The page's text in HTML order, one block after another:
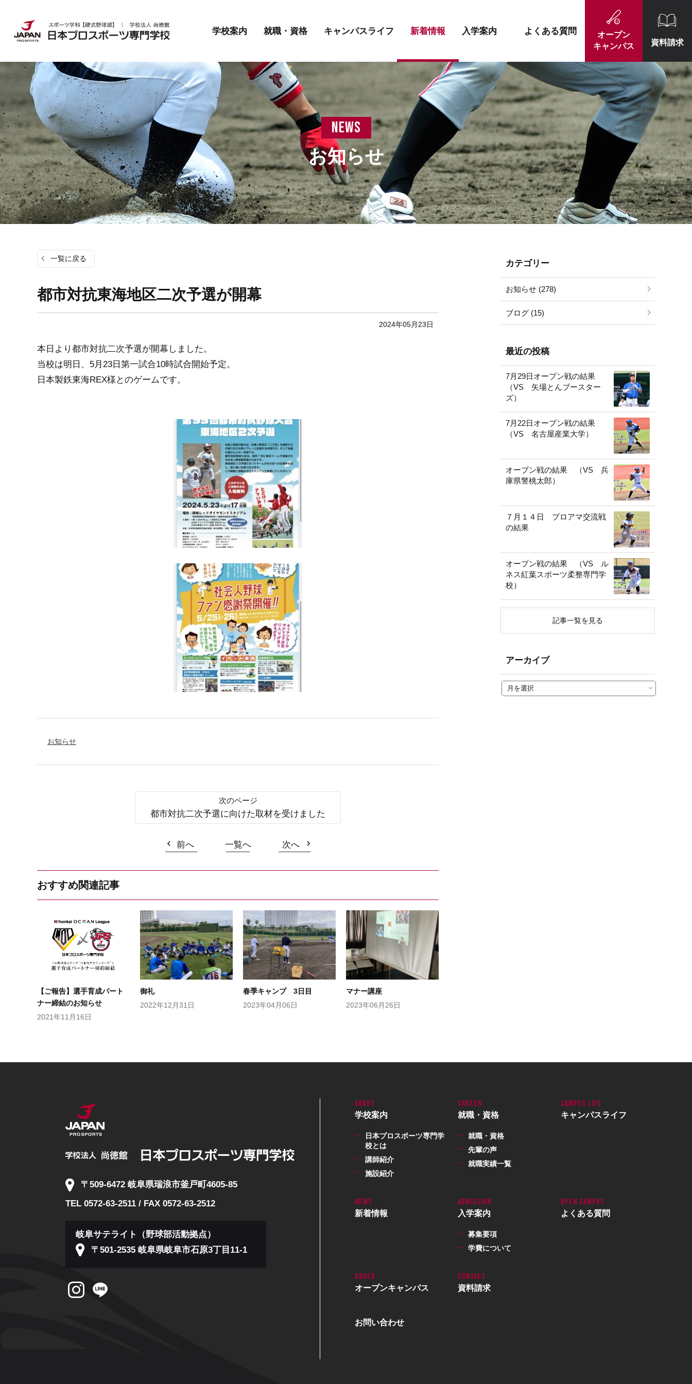
学校案内
日本プロスポーツ専門学校とは 講師紹介 施設紹介
就職・資格
就職・資格 先輩の声 就職実績一覧
キャンパスライフ 新着情報 入学案内
募集要項 学費について
よくある質問
オープン
キャンパス
資料請求
news
お知らせ
一覧に戻る
都市対抗東海地区二次予選が開幕
2024年05月23日
本日より都市対抗二次予選が開幕しました。
当校は明日、5月23日第一試合10時試合開始予定。
日本製鉄東海REX様とのゲームです。
お知らせ
都市対抗二次予選に向けた取材を受けました
前へ 一覧へ 次へ
おすすめ関連記事
【ご報告】選手育成パート
ナー締結のお知らせ
2021年11月16日
御礼
2022年12月31日
春季キャンプ 3日目
2023年04月06日
マナー講座
2023年06月26日
カテゴリー
お知らせ (278)
ブログ (15)
最近の投稿
7月29日オープン戦の結果
（VS 矢場とんブースター
ズ）
7月22日オープン戦の結果
（VS 名古屋産業大学）
オープン戦の結果 （VS 兵
庫県警桃太郎）
７月１４日 プロアマ交流戦
の結果
オープン戦の結果 （VS ル
ネス紅葉スポーツ柔整専門学
校）
記事一覧を見る
アーカイブ
〒509-6472 岐阜県瑞浪市釜戸町4605-85
TEL 0572-63-2511 / FAX 0572-63-2512
岐阜サテライト（野球部活動拠点）
〒501-2535 岐阜県岐阜市石原3丁目11-1
学校案内
日本プロスポーツ専門学
校とは
講師紹介
施設紹介
就職・資格
就職・資格
先輩の声
就職実績一覧
キャンパスライフ
新着情報 入学案内
募集要項
学費について
よくある質問
オープンキャンパス 資料請求
お問い合わせ